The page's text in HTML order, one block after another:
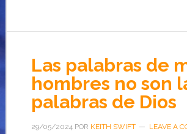
Las palabras de
hombres no son
palabras de Dios
29/05/2024POR KEITH SWIFT LEAVE A